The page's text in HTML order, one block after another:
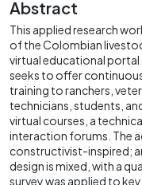
Abstract
This applied research
of the Colombian
virtual educational portal
seeks to offer
training to ranchers,
technicians, students,
virtual courses, a
interaction forums. The
constructivist-inspired;
design is mixed, with a
survey was applied to